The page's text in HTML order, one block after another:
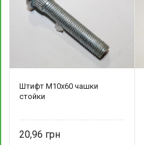
Штифт М10х60 чашки
стойки
20,96